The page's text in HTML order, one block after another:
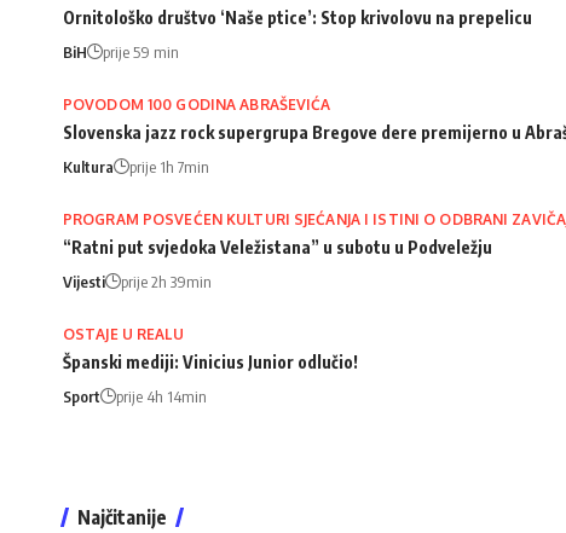
Ornitološko društvo ‘Naše ptice’: Stop krivolovu na prepelicu
BiH prije 59 min
POVODOM 100 GODINA ABRAŠEVIĆA
Slovenska jazz rock supergrupa Bregove dere premijerno u
Kultura prije 1h 7min
PROGRAM POSVEĆEN KULTURI SJEĆANJA I ISTINI O ODBRANI
“Ratni put svjedoka Veležistana” u subotu u Podveležju
Vijesti prije 2h 39min
OSTAJE U REALU
Španski mediji: Vinicius Junior odlučio!
Sport prije 4h 14min
Najčitanije